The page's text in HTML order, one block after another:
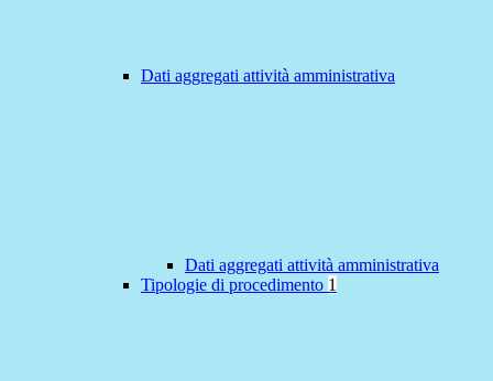
Dati aggregati attività amministrativa
Dati aggregati attività amministrativa
Tipologie di procedimento 1